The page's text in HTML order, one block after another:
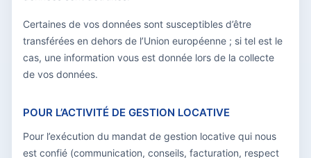
Certaines de vos données sont susceptibles d’être
transférées en dehors de l’Union européenne ; si tel est le
cas, une information vous est donnée lors de la collecte
de vos données.
POUR L’ACTIVITÉ DE GESTION LOCATIVE
Pour l’exécution du mandat de gestion locative qui nous
est confié (communication, conseils, facturation, respect